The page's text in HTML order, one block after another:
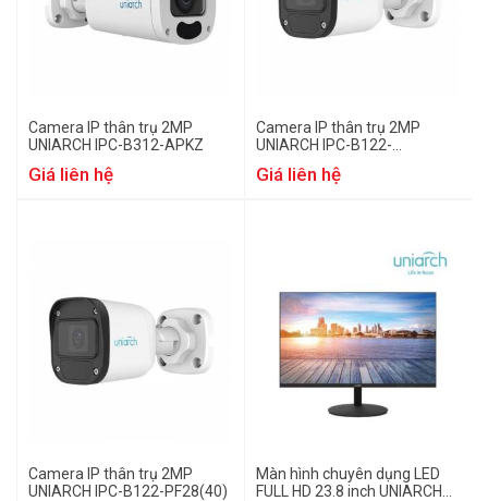
Camera IP thân trụ 2MP
UNIARCH IPC-B312-APKZ
Giá liên hệ
Camera IP thân trụ 2MP
UNIARCH IPC-B122-
Giá liên hệ
Camera IP thân trụ 2MP
UNIARCH IPC-B122-PF28(40)
Màn hình chuyên dụng LED
FULL HD 23.8 inch UNIARCH